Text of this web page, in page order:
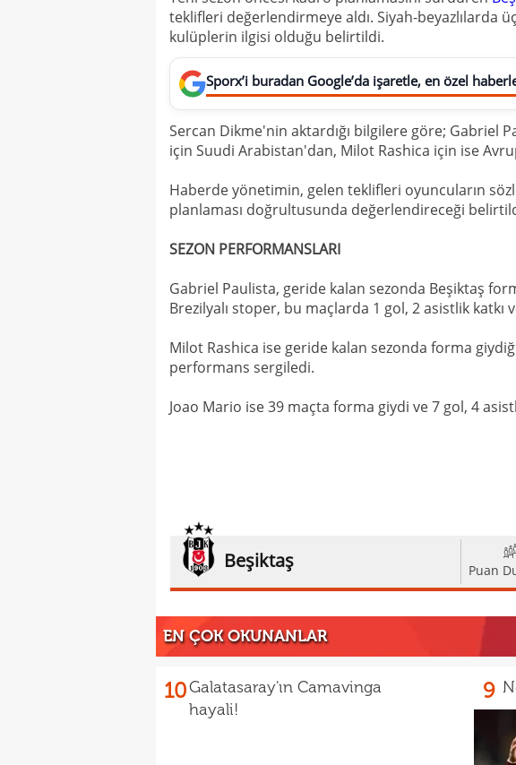
teklifleri değerlendirmeye aldı. Siyah-beyazlılarda
kulüplerin ilgisi olduğu belirtildi.
Sporx’i buradan Google’da işaretle, en özel
Sercan Dikme'nin aktardığı bilgilere göre; Gabriel
için Suudi Arabistan'dan, Milot Rashica için ise
Haberde yönetimin, gelen teklifleri oyuncuların
planlaması doğrultusunda değerlendireceği
SEZON PERFORMANSLARI
Gabriel Paulista, geride kalan sezonda Beşiktaş
Brezilyalı stoper, bu maçlarda 1 gol, 2 asistlik katkı
Milot Rashica ise geride kalan sezonda forma
performans sergiledi.
Joao Mario ise 39 maçta forma giydi ve 7 gol, 4
Beşiktaş Puan
EN ÇOK OKUNANLAR
10Galatasaray'ın Camavinga
hayali!
9